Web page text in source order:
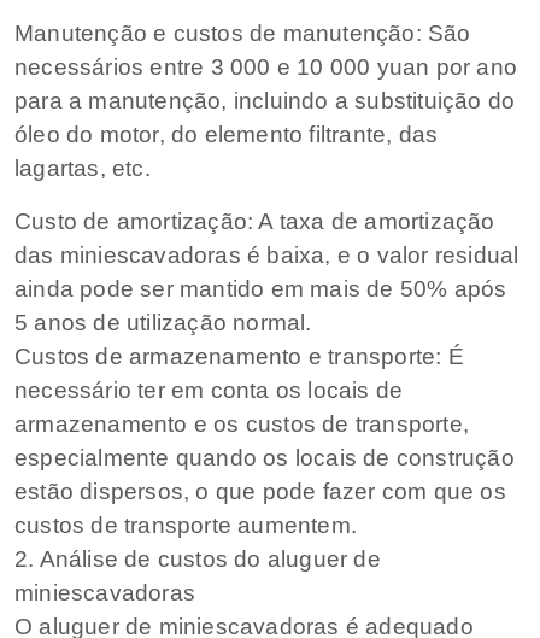
Manutenção e custos de manutenção: São
necessários entre 3 000 e 10 000 yuan por ano
para a manutenção, incluindo a substituição do
óleo do motor, do elemento filtrante, das
lagartas, etc.
Custo de amortização: A taxa de amortização
das miniescavadoras é baixa, e o valor residual
ainda pode ser mantido em mais de 50% após
5 anos de utilização normal.
Custos de armazenamento e transporte: É
necessário ter em conta os locais de
armazenamento e os custos de transporte,
especialmente quando os locais de construção
estão dispersos, o que pode fazer com que os
custos de transporte aumentem.
2. Análise de custos do aluguer de
miniescavadoras
O aluguer de miniescavadoras é adequado